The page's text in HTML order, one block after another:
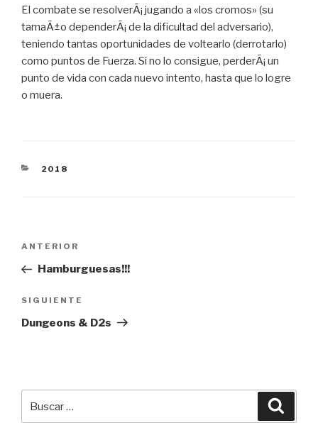
El combate se resolverÃ¡ jugando a «los cromos» (su
tamaÃ±o dependerÃ¡ de la dificultad del adversario),
teniendo tantas oportunidades de voltearlo (derrotarlo)
como puntos de Fuerza. Si no lo consigue, perderÃ¡ un
punto de vida con cada nuevo intento, hasta que lo logre
o muera.
CATEGORÍAS
2018
entradas
Entrada
anterior:
ANTERIOR
Hamburguesas!!!
Siguiente
entrada
SIGUIENTE
Dungeons & D2s
por: